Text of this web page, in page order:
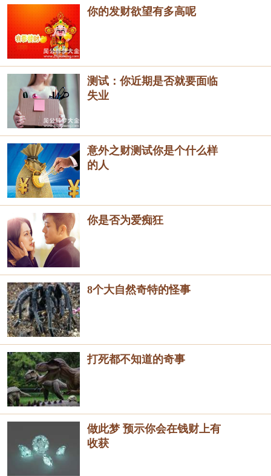
你的发财欲望有多高呢
测试：你近期是否就要面临
失业
意外之财测试你是个什么样
的人
你是否为爱痴狂
8个大自然奇特的怪事
打死都不知道的奇事
做此梦 预示你会在钱财上有
收获